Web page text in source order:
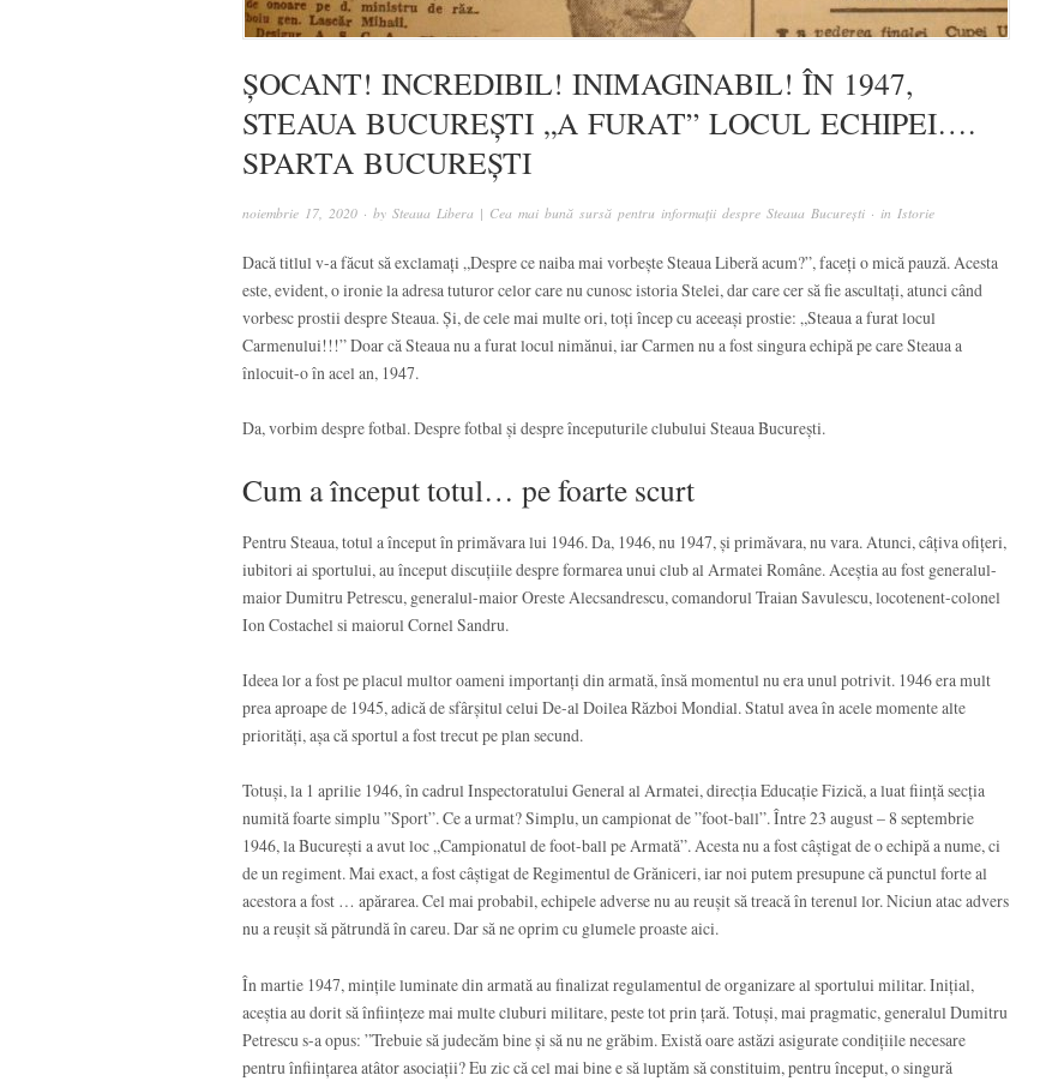
ȘOCANT! INCREDIBIL! INIMAGINABIL! ÎN 1947,
STEAUA BUCUREȘTI „A FURAT” LOCUL ECHIPEI….
SPARTA BUCUREȘTI
noiembrie 17, 2020 · by Steaua Libera | Cea mai bună sursă pentru informații despre Steaua București · in Istorie
Dacă titlul v-a făcut să exclamați „Despre ce naiba mai vorbește Steaua Liberă acum?”, faceți o mică pauză. Acesta
este, evident, o ironie la adresa tuturor celor care nu cunosc istoria Stelei, dar care cer să fie ascultați, atunci când
vorbesc prostii despre Steaua. Și, de cele mai multe ori, toți încep cu aceeași prostie: „Steaua a furat locul
Carmenului!!!” Doar că Steaua nu a furat locul nimănui, iar Carmen nu a fost singura echipă pe care Steaua a
înlocuit-o în acel an, 1947.
Da, vorbim despre fotbal. Despre fotbal și despre începuturile clubului Steaua București.
Cum a început totul… pe foarte scurt
Pentru Steaua, totul a început în primăvara lui 1946. Da, 1946, nu 1947, și primăvara, nu vara. Atunci, câțiva ofițeri,
iubitori ai sportului, au început discuțiile despre formarea unui club al Armatei Române. Aceștia au fost generalul-
maior Dumitru Petrescu, generalul-maior Oreste Alecsandrescu, comandorul Traian Savulescu, locotenent-colonel
Ion Costachel si maiorul Cornel Sandru.
Ideea lor a fost pe placul multor oameni importanți din armată, însă momentul nu era unul potrivit. 1946 era mult
prea aproape de 1945, adică de sfârșitul celui De-al Doilea Război Mondial. Statul avea în acele momente alte
priorități, așa că sportul a fost trecut pe plan secund.
Totuși, la 1 aprilie 1946, în cadrul Inspectoratului General al Armatei, direcția Educație Fizică, a luat ființă secția
numită foarte simplu ”Sport”. Ce a urmat? Simplu, un campionat de ”foot-ball”. Între 23 august – 8 septembrie
1946, la București a avut loc „Campionatul de foot-ball pe Armată”. Acesta nu a fost câștigat de o echipă a nume, ci
de un regiment. Mai exact, a fost câștigat de Regimentul de Grăniceri, iar noi putem presupune că punctul forte al
acestora a fost … apărarea. Cel mai probabil, echipele adverse nu au reușit să treacă în terenul lor. Niciun atac advers
nu a reușit să pătrundă în careu. Dar să ne oprim cu glumele proaste aici.
În martie 1947, mințile luminate din armată au finalizat regulamentul de organizare al sportului militar. Inițial,
aceștia au dorit să înființeze mai multe cluburi militare, peste tot prin țară. Totuși, mai pragmatic, generalul Dumitru
Petrescu s-a opus: ”Trebuie să judecăm bine și să nu ne grăbim. Există oare astăzi asigurate condițiile necesare
pentru înființarea atâtor asociații? Eu zic că cel mai bine e să luptăm să constituim, pentru început, o singură